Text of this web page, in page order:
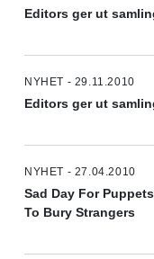
Editors ger ut
NYHET - 29.11.2010
Editors ger ut
NYHET - 27.04.2010
Sad Day For
To Bury Strangers